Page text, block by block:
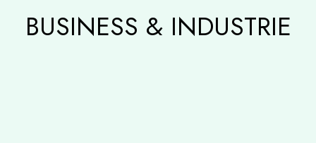
BUSINESS & INDUSTRIE